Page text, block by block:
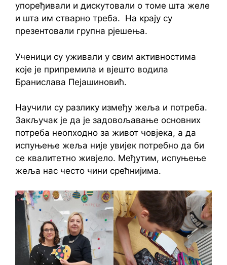
упоређивали и дискутовали о томе шта желе
и шта им стварно треба. На крају су
презентовали групна рјешења.
Ученици су уживали у свим активностима
које је припремила и вјешто водила
Бранислава Пејашиновић.
Научили су разлику између жеља и потреба.
Закључак је да је задовољавање основних
потреба неопходно за живот човјека, а да
испуњење жеља није увијек потребно да би
се квалитетно живјело. Међутим, испуњење
жеља нас често чини срећнијима.